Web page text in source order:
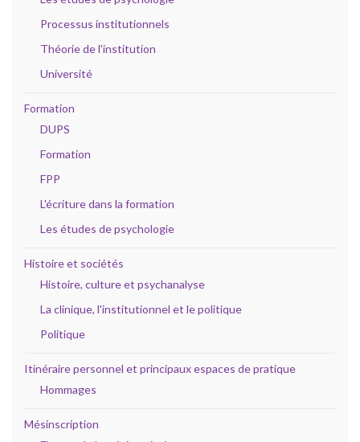
Processus institutionnels
Théorie de l'institution
Université
Formation
DUPS
Formation
FPP
L'écriture dans la formation
Les études de psychologie
Histoire et sociétés
Histoire, culture et psychanalyse
La clinique, l'institutionnel et le politique
Politique
Itinéraire personnel et principaux espaces de pratique
Hommages
Mésinscription